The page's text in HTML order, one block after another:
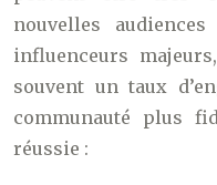
nouvelles
influenceurs
souvent un taux
communauté plus
réussie :